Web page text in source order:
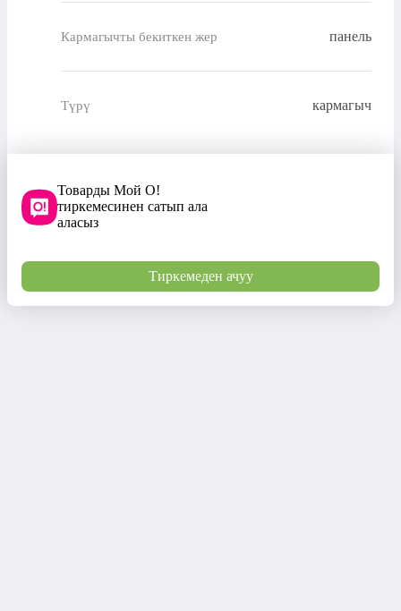
Кармагычты бекиткен жер панель
Түрү кармагыч
Товарды Мой О!
тиркемесинен сатып ала
аласыз
Тиркемеден ачуу